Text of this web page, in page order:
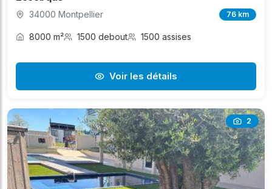
34000 Montpellier 76 km
8000 m² 1500 debout 1500 assises
Voir les détails
2